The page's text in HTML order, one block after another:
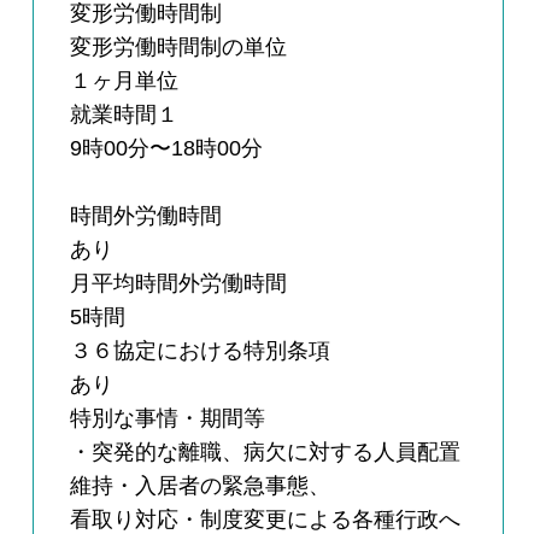
変形労働時間制
変形労働時間制の単位
１ヶ月単位
就業時間１
9時00分〜18時00分
時間外労働時間
あり
月平均時間外労働時間
5時間
３６協定における特別条項
あり
特別な事情・期間等
・突発的な離職、病欠に対する人員配置
維持・入居者の緊急事態、
看取り対応・制度変更による各種行政へ